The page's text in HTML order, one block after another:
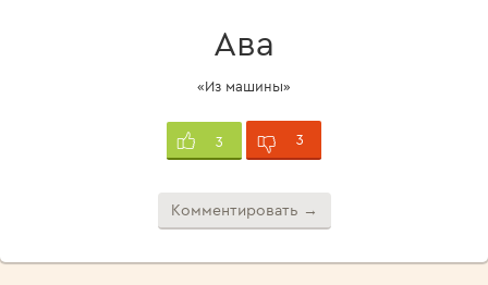
Ава
«Из машины»
3 3
Комментировать →